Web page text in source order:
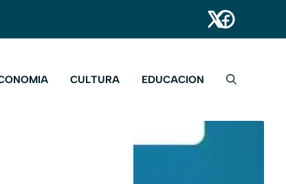
CULTURA EDUCACION